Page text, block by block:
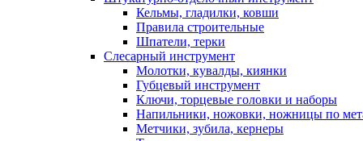
Кельмы, гладилки, ковши
Правила строительные
Шпатели, терки
Слесарный инструмент
Молотки, кувалды, киянки
Губцевый инструмент
Ключи, торцевые головки и наборы
Напильники, ножовки, ножницы по
Метчики, зубила, кернеры